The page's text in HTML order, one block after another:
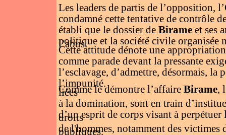
Les leaders de partis de l’opposition,
condamné cette tentative de contrôle
établi que le dossier deBirame et ses
politique et la société civile organisée
l’abus.
Cette attitude dénote une
comme parade devant la pressante
l’esclavage, d’admettre, désormais,
l’impunité.
Comme le démontre l’affaireBirame,
liées
à la domination, sont en train
d’un esprit de corps visant à
droits
de l'hommes, notamment des victimes
publiques.